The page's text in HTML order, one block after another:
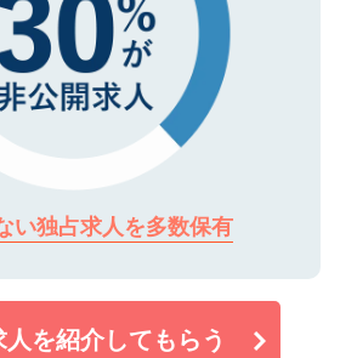
い独占求人を多数保有
を紹介してもらう